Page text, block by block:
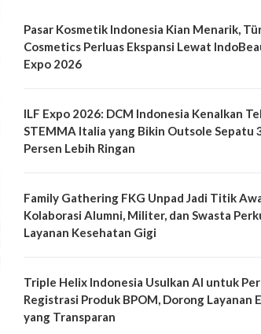
Pasar Kosmetik Indonesia Kian Menarik,
Cosmetics Perluas Ekspansi Lewat
Expo 2026
ILF Expo 2026: DCM Indonesia Kenalkan
STEMMA Italia yang Bikin Outsole Sepatu
Persen Lebih Ringan
Family Gathering FKG Unpad Jadi Titik
Kolaborasi Alumni, Militer, dan Swasta
Layanan Kesehatan Gigi
Triple Helix Indonesia Usulkan AI untuk
Registrasi Produk BPOM, Dorong Layanan
yang Transparan